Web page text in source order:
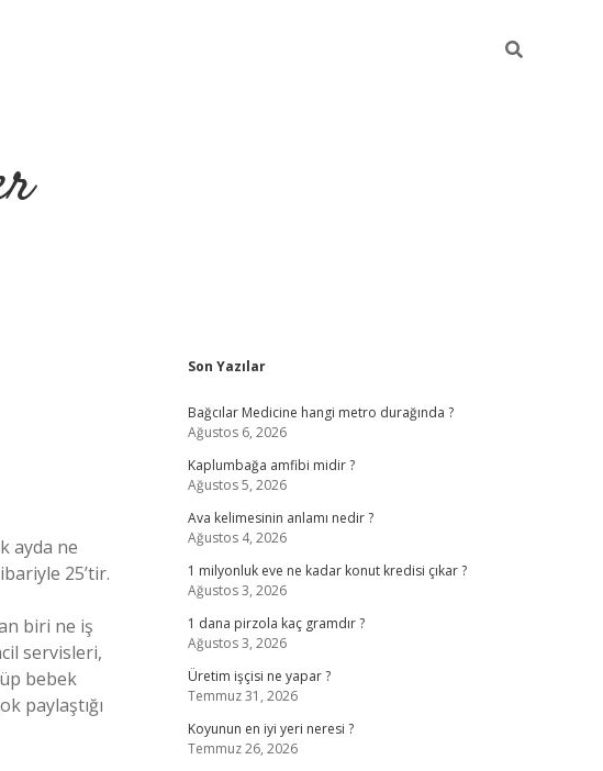
ayda ne
25’tir.
biri ne iş
servisleri,
bebek
paylaştığı
Sidebar
Son Yazılar
Bağcılar Medicine hangi metro durağında ?
Ağustos 6, 2026
Kaplumbağa amfibi midir ?
Ağustos 5, 2026
Ava kelimesinin anlamı nedir ?
Ağustos 4, 2026
1 milyonluk eve ne kadar konut kredisi çıkar ?
Ağustos 3, 2026
1 dana pirzola kaç gramdır ?
Ağustos 3, 2026
Üretim işçisi ne yapar ?
Temmuz 31, 2026
Koyunun en iyi yeri neresi ?
Temmuz 26, 2026